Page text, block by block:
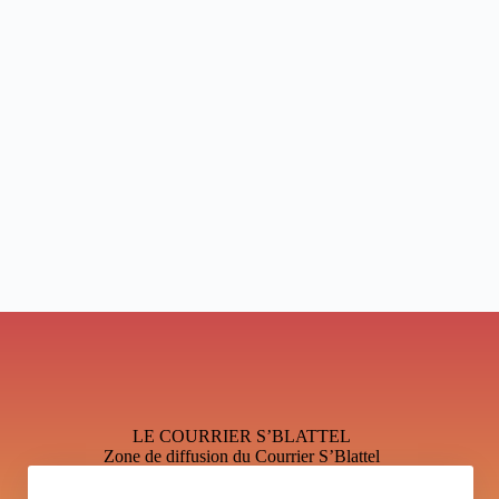
LE COURRIER S’BLATTEL
Zone de diffusion du Courrier S’Blattel